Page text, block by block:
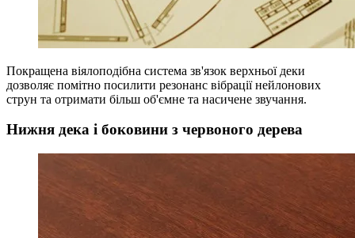
Покращена віялоподібна система зв'язок верхньої деки
дозволяє помітно посилити резонанс вібрації нейлонових
струн та отримати більш об'ємне та насичене звучання.
Нижня дека і боковини з червоного дерева